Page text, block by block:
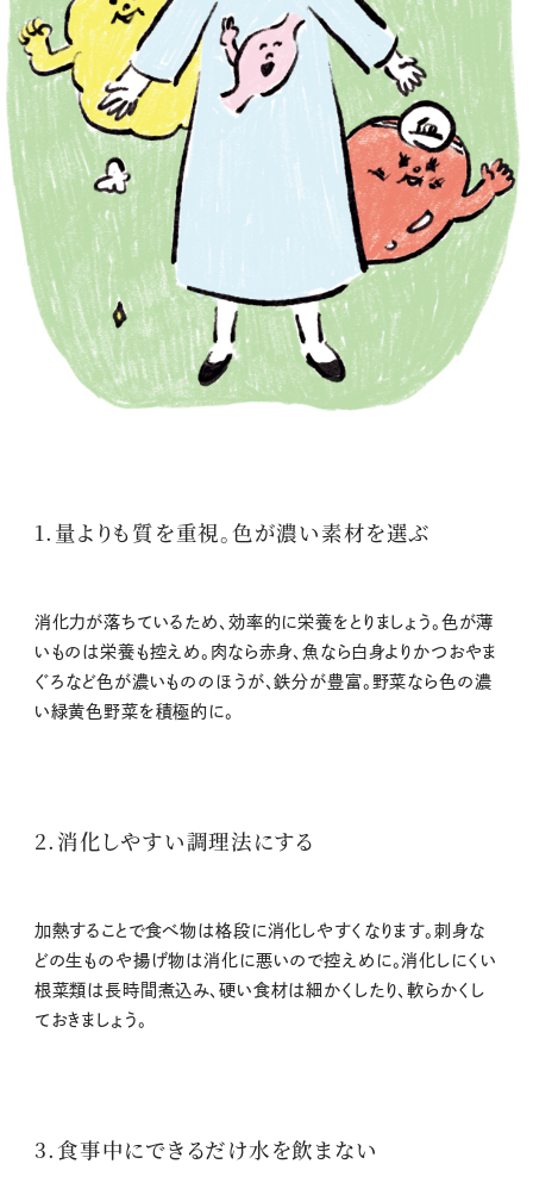
1.量よりも質を重視。色が濃い素材を選ぶ
消化力が落ちているため、効率的に栄養をとりましょう。色が薄
いものは栄養も控えめ。肉なら赤身、魚なら白身よりかつおやま
ぐろなど色が濃いもののほうが、鉄分が豊富。野菜なら色の濃
い緑黄色野菜を積極的に。
2.消化しやすい調理法にする
加熱することで食べ物は格段に消化しやすくなります。刺身な
どの生ものや揚げ物は消化に悪いので控えめに。消化しにくい
根菜類は長時間煮込み、硬い食材は細かくしたり、軟らかくし
ておきましょう。
3.食事中にできるだけ水を飲まない